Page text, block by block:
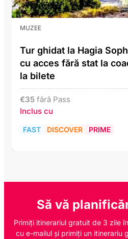
MUZEE
Tur ghidat la Hagia
cu acces fără stat la
la bilete
€35 fără Pass
Inclus cu
FAST DISCOVER PRIME
Să vă
Primiți itinerariul gratuit de 3 zile
cu e-mailul și primiți un itinerariu